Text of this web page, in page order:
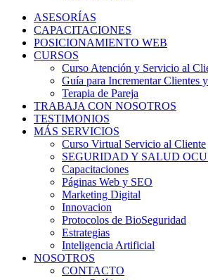
ASESORÍAS
CAPACITACIONES
POSICIONAMIENTO WEB
CURSOS
Curso Atención y Servicio al
Guía para Incrementar Clientes
Terapia de Pareja
TRABAJA CON NOSOTROS
TESTIMONIOS
MÁS SERVICIOS
Curso Virtual Servicio al Cliente
SEGURIDAD Y SALUD
Capacitaciones
Páginas Web y SEO
Marketing Digital
Innovacion
Protocolos de BioSeguridad
Estrategias
Inteligencia Artificial
NOSOTROS
CONTACTO